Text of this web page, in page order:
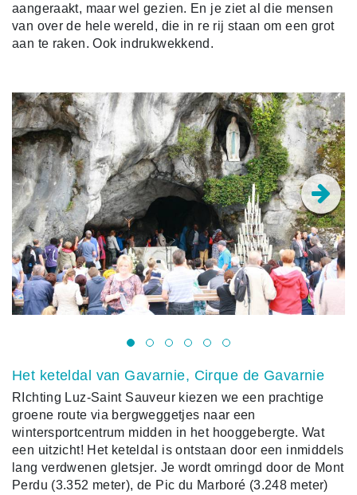
aangeraakt, maar wel gezien. En je ziet al die mensen
van over de hele wereld, die in re rij staan om een grot
aan te raken. Ook indrukwekkend.
Het keteldal van Gavarnie, Cirque de Gavarnie
RIchting Luz-Saint Sauveur kiezen we een prachtige
groene route via bergweggetjes naar een
wintersportcentrum midden in het hooggebergte. Wat
een uitzicht! Het keteldal is ontstaan door een inmiddels
lang verdwenen gletsjer. Je wordt omringd door de Mont
Perdu (3.352 meter), de Pic du Marboré (3.248 meter)